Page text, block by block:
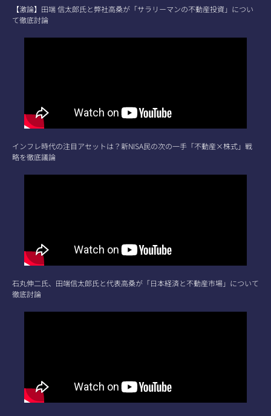
【激論】田端 信太郎氏と弊社高桑が「サラリーマンの不動産投資」につい
て徹底討論
インフレ時代の注目アセットは？新NISA民の次の一手「不動産×株式」戦
略を徹底議論
石丸伸二氏、田端信太郎氏と代表高桑が「日本経済と不動産市場」について
徹底討論